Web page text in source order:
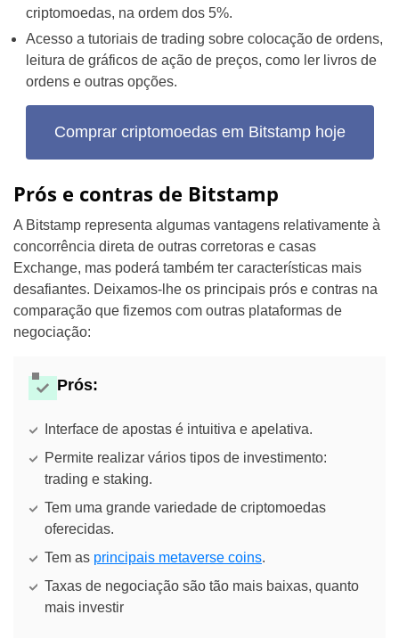
criptomoedas, na ordem dos 5%.
Acesso a tutoriais de trading sobre colocação de ordens,
leitura de gráficos de ação de preços, como ler livros de
ordens e outras opções.
Comprar criptomoedas em Bitstamp hoje
Prós e contras de Bitstamp
A Bitstamp representa algumas vantagens relativamente à
concorrência direta de outras corretoras e casas
Exchange, mas poderá também ter características mais
desafiantes. Deixamos-lhe os principais prós e contras na
comparação que fizemos com outras plataformas de
negociação:
Prós:
Interface de apostas é intuitiva e apelativa.
Permite realizar vários tipos de investimento:
trading e staking.
Tem uma grande variedade de criptomoedas
oferecidas.
Tem as principais metaverse coins.
Taxas de negociação são tão mais baixas, quanto
mais investir